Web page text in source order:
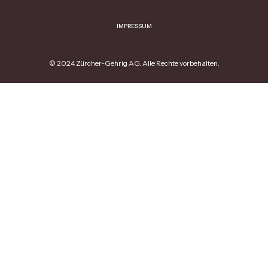
IMPRESSUM
© 2024 Zürcher-Gehrig AG. Alle Rechte vorbehalten.